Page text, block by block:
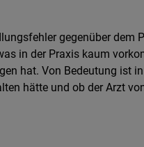
gegenüber dem
in der Praxis kaum
hat. Von Bedeutung ist
hätte und ob der Arzt